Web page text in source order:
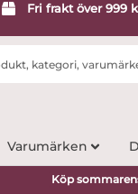
Fri frakt över 999
Varumärken
Köp